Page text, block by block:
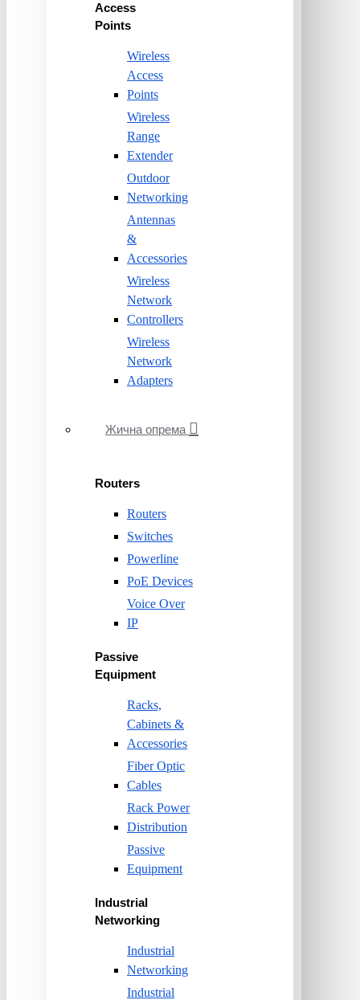
Access
Points
Wireless
Access
Points
Wireless
Range
Extender
Outdoor
Networking
Antennas
&
Accessories
Wireless
Network
Controllers
Wireless
Network
Adapters
Жична опрема
Routers
Routers
Switches
Powerline
PoE Devices
Voice Over
IP
Passive
Equipment
Racks,
Cabinets &
Accessories
Fiber Optic
Cables
Rack Power
Distribution
Passive
Equipment
Industrial
Networking
Industrial
Networking
Industrial